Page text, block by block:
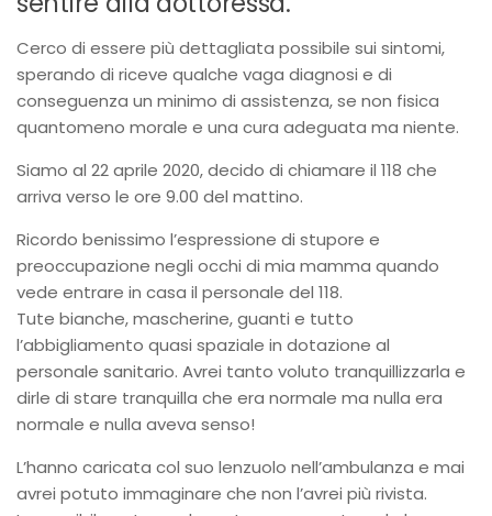
Cerco di essere più dettagliata possibile sui sintomi,
sperando di riceve qualche vaga diagnosi e di
conseguenza un minimo di assistenza, se non fisica
quantomeno morale e una cura adeguata ma niente.
Siamo al 22 aprile 2020, decido di chiamare il 118 che
arriva verso le ore 9.00 del mattino.
Ricordo benissimo l’espressione di stupore e
preoccupazione negli occhi di mia mamma quando
vede entrare in casa il personale del 118.
Tute bianche, mascherine, guanti e tutto
l’abbigliamento quasi spaziale in dotazione al
personale sanitario. Avrei tanto voluto tranquillizzarla e
dirle di stare tranquilla che era normale ma nulla era
normale e nulla aveva senso!
L’hanno caricata col suo lenzuolo nell’ambulanza e mai
avrei potuto immaginare che non l’avrei più rivista.